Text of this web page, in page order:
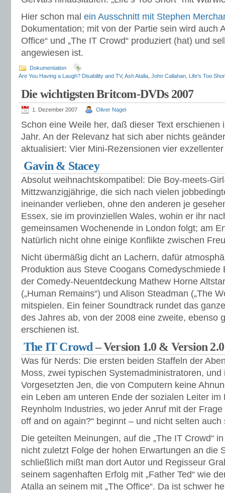
Hier schon mal ein Ausschnitt mit Stephen
Dokumentation; mit von der Partie sein wird auch
Office“ und „The IT Crowd“ produziert (hat) und
angewiesen ist.
Dokumentation
Are You Having a Laugh? Disability and TV, Ash Atalla John Callahan Life's Too
Die wichtigsten Britcom-DVDs 2007
1. Dezember 2007 Oliver Nagel
Schon eine Weile her, daß dieser Text erschienen
Jahr. An der Relevanz hat sich aber nichts
aktualisiert: Vier Mini-Rezensionen vier
Gavin & Stacey
Absolut weihnachtskompatibel: Die Boy-meets-
Mittzwanzigjährige, die sich nach vielen
ineinander verlieben, ohne den anderen je
Essex, sie im provinziellen Wales, wohin er ihr
gemeinsamen Wochenende in London folgt; am
Natürlich nicht ohne einige Konflikte zwischen
Nicht übermäßig dicht an Lachern, dafür
Produktion aus Steve Coogans Comedyschmiede
der Comedy-Neuentdeckung Mathew Horne
(„Human Remains“) und Alison Steadman („The
mitspielen. Ein feiner Soundtrack rundet das
des Jahres ab, von der 2008 eine zweite, ebenso
erschienen ist.
The IT Crowd– Version 1.0 & Version 2.0
Was für Nerds: Die ersten beiden Staffeln der
Moss, zwei typischen Systemadministratoren, und
Vorgesetzten Jen, die von Computern keine
ein Leben am unteren Ende der sozialen Leiter im
Reynholm Industries, wo jeder Anruf mit der
off and on again?“ beginnt – und nicht selten auch
Die geteilten Meinungen, auf die „The IT Crowd“
nicht zuletzt Folge der hohen Erwartungen an die
schließlich mißt man dort Autor und Regisseur
seinem sagenhaften Erfolg mit „Father Ted“ wie
Atalla an seinem mit „The Office“. Da ist schwer